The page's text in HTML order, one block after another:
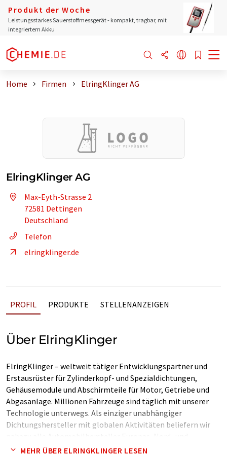
Produkt der Woche
Leistungsstarkes Sauerstoffmessgerät - kompakt, tragbar, mit
integriertem Akku
Home Firmen ElringKlinger AG
ElringKlinger AG
Max-Eyth-Strasse 2
72581 Dettingen
Deutschland
Telefon
elringklinger.de
PROFIL PRODUKTE STELLENANZEIGEN
Über ElringKlinger
ElringKlinger – weltweit tätiger Entwicklungspartner und
Erstausrüster für Zylinderkopf- und Spezialdichtungen,
Gehäusemodule und Abschirmteile für Motor, Getriebe und
Abgasanlage. Millionen Fahrzeuge sind täglich mit unserer
Technologie unterwegs. Als einziger unabhängiger
Dichtungshersteller mit globalen Aktivitäten beliefern wir
Südamerikas sowie zahlreiche asiatische Fahrzeughersteller.
MEHR ÜBER ELRINGKLINGER LESEN